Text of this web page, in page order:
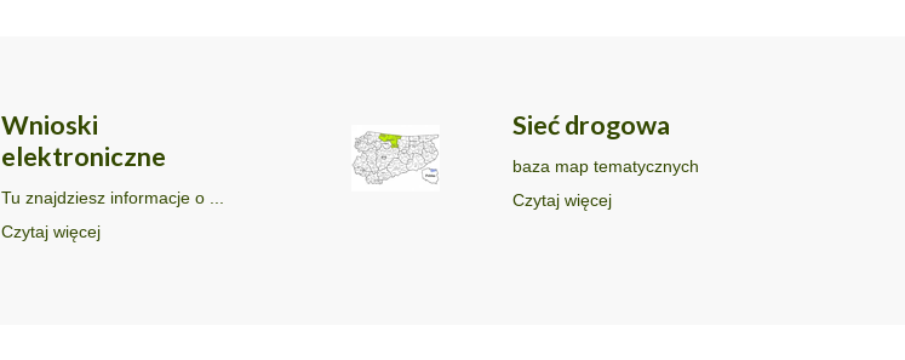
Wnioski
elektroniczne
Tu znajdziesz informacje o ...
Czytaj więcej
Sieć drogowa
baza map tematycznych
Czytaj więcej